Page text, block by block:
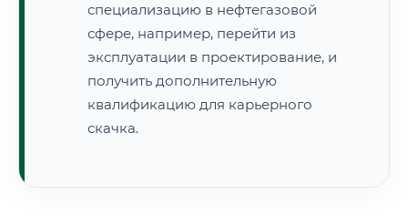
специализацию в нефтегазовой
сфере, например, перейти из
эксплуатации в проектирование, и
получить дополнительную
квалификацию для карьерного
скачка.